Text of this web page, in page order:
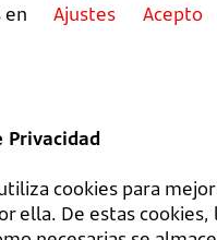
en
Ajustes Acepto
Privacidad
cookies para
ella. De estas cookies,